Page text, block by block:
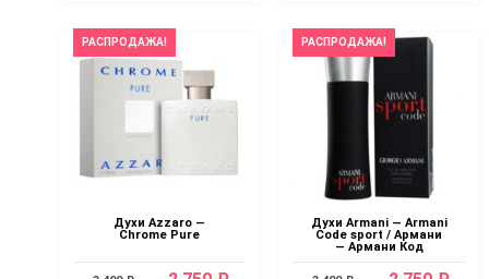
РАСПРОДАЖА!
Духи Azzaro —
Chrome Pure
РАСПРОДАЖА!
Духи Armani — Armani
Code sport / Армани
— Армани Код